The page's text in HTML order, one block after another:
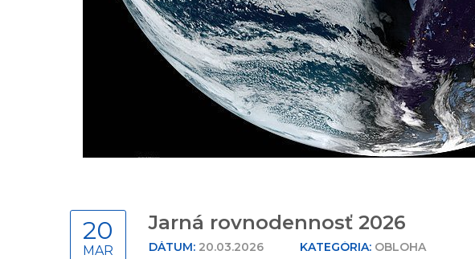
20
MAR
Jarná rovnodennosť 2026
DÁTUM: 20.03.2026 KATEGÓRIA: OBLOHA